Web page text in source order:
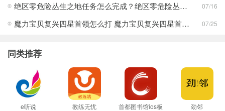
绝区零危险丛生之地任务怎么完成？绝区零危险丛生之地任务完成攻略 07/16
魔力宝贝复兴四星首领怎么打 魔力宝贝复兴四星首领打法合集 07/25
同类推荐
e听说
教练无忧
首都图书馆ios板
劲邻